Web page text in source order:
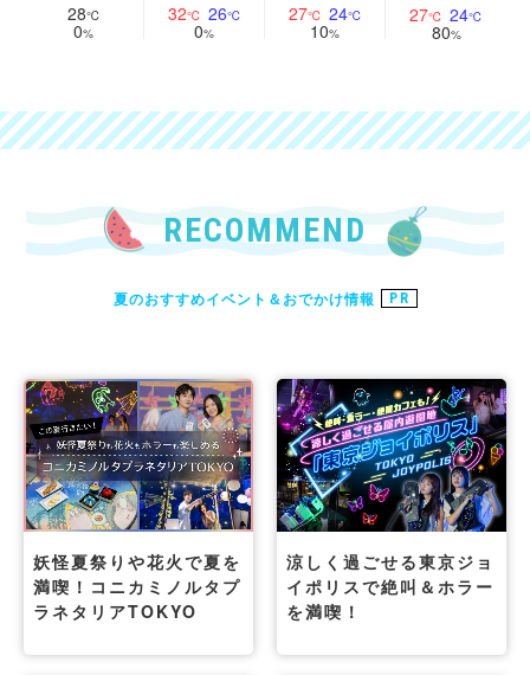
28
0
32 26
0
27 24
10
27 24
80
RECOMMEND
夏のおすすめイベント＆おでかけ情報 PR
妖怪夏祭りや花火で夏を
満喫！コニカミノルタプ
ラネタリアTOKYO
涼しく過ごせる東京ジョ
イポリスで絶叫＆ホラー
を満喫！